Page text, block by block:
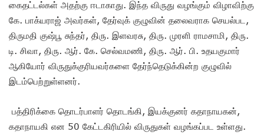
கைதட்டல்கள் அதற்கு ஈடாகாது. இந்த விருது வழங்கும் விழாவிற்கு
கே. பாக்யராஜ் அவர்கள், தேர்வுக் குழுவின் தலைவராக செயல்பட,
திருமதி குஷ்பூ சுந்தர், திரு. இளவரசு, திரு. முரளி ராமசாமி, திரு.
டி. சிவா, திரு. ஆர். கே. செல்வமணி, திரு. ஆர். பி. உதயகுமார்
ஆகியோர் விருதுக்குரியவர்களை தேர்ந்தெடுக்கின்ற குழுவில்
இடம்பெற்றுள்ளனர்.
பத்திரிக்கை தொடர்பாளர் தொடங்கி, இயக்குனர் கதாநாயகன்,
கதாநாயகி என 50 கேட்டகிரியில் விருதுகள் வழங்கப்பட உள்ளது.